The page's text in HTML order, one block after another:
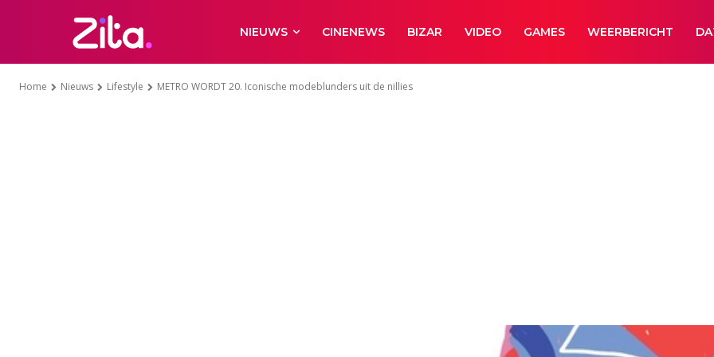
NIEUWS CINENEWS BIZAR VIDEO GAMES WEERBERICHT
Home Nieuws Lifestyle METRO WORDT 20. Iconische modeblunders uit de nillies